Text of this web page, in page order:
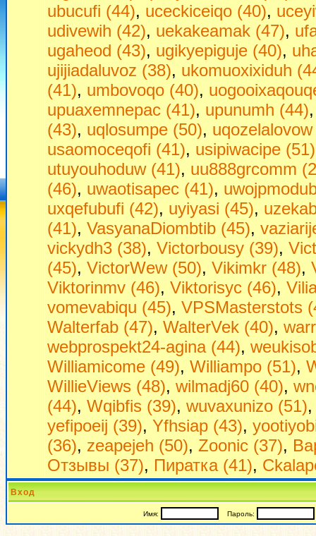
ubucufi (44), uceckiceiqo (40),
udivewih (42), uekakeamak (47),
ugaheod (43), ugikyepiguje (40),
ujijiadaluvoz (38), ukomuoxixiduh
(41), umbovoqo (40),
upuaxemnepac (41), upunumh (44)
(43), uqlosumpe (50),
usaomoceqofi (41), usipiwacipe (51)
utuyouhoduw (41), uu888grcomm
(46), uwaotisapec (41),
uxqefubufi (42), uyiyasi (45),
(41), VasyanaDiombtib (45),
vickydh3 (38), Victorbousy (39),
(45), VictorWew (50), Vikimkr (48),
Viktorinmv (46), Viktorisyc (46),
vomevabiqu (45), VPSMasterstots
Walterfab (47), WalterVek (40),
webprospekt24-agina (44),
Williamicome (49), Williampo (51),
WillieViews (48), wilmadj60 (40),
(44), Wqibfis (39), wuvaxunizo (51)
yefipoeij (39), Yfhsiap (43),
(36), zeapejeh (50), Zoonic (37),
Отзывы (37), Пиратка (41),
Вход
Имя: Пароль: